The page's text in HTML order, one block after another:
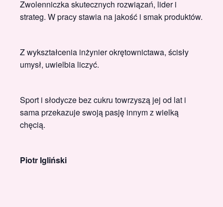
Zwolenniczka skutecznych rozwiązań, lider i
strateg. W pracy stawia na jakość i smak produktów.
Z wykształcenia inżynier okrętownictawa, ścisły
umysł, uwielbia liczyć.
Sport i słodycze bez cukru towrzyszą jej od lat i
sama przekazuje swoją pasję innym z wielką
chęcią.
Piotr Igliński